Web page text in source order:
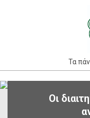
Τα
Primary
Οι